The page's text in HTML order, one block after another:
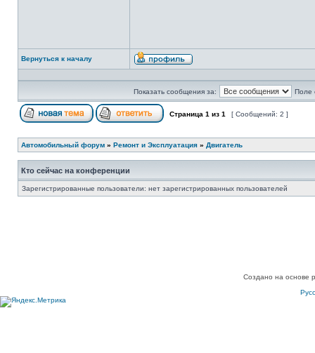
Вернуться к началу
Показать сообщения за: Поле
Страница 1 из 1 [ Сообщений: 2 ]
Автомобильный форум » Ремонт и Эксплуатация » Двигатель
Кто сейчас на конференции
Зарегистрированные пользователи: нет зарегистрированных пользователей
Создано на основе